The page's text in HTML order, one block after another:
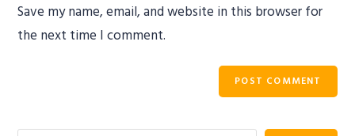
Save my name, email, and website in this browser for
the next time I comment.